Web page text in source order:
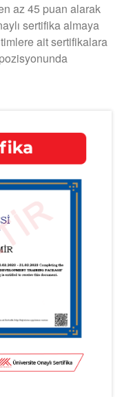
az 45 puan alarak
sertifika almaya
ait sertifikalara